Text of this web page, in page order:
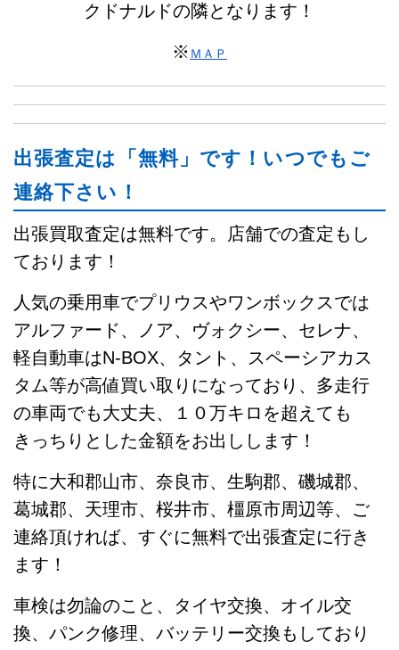
クドナルドの隣となります！
※ ＭＡＰ
出張査定は「無料」です！いつでもご
連絡下さい！
出張買取査定は無料です。店舗での査定もし
ております！
人気の乗用車でプリウスやワンボックスでは
アルファード、ノア、ヴォクシー、セレナ、
軽自動車はN-BOX、タント、スペーシアカス
タム等が高値買い取りになっており、多走行
の車両でも大丈夫、１０万キロを超えても
きっちりとした金額をお出しします！
特に大和郡山市、奈良市、生駒郡、磯城郡、
葛城郡、天理市、桜井市、橿原市周辺等、ご
連絡頂ければ、すぐに無料で出張査定に行き
ます！
車検は勿論のこと、タイヤ交換、オイル交
換、パンク修理、バッテリー交換もしており